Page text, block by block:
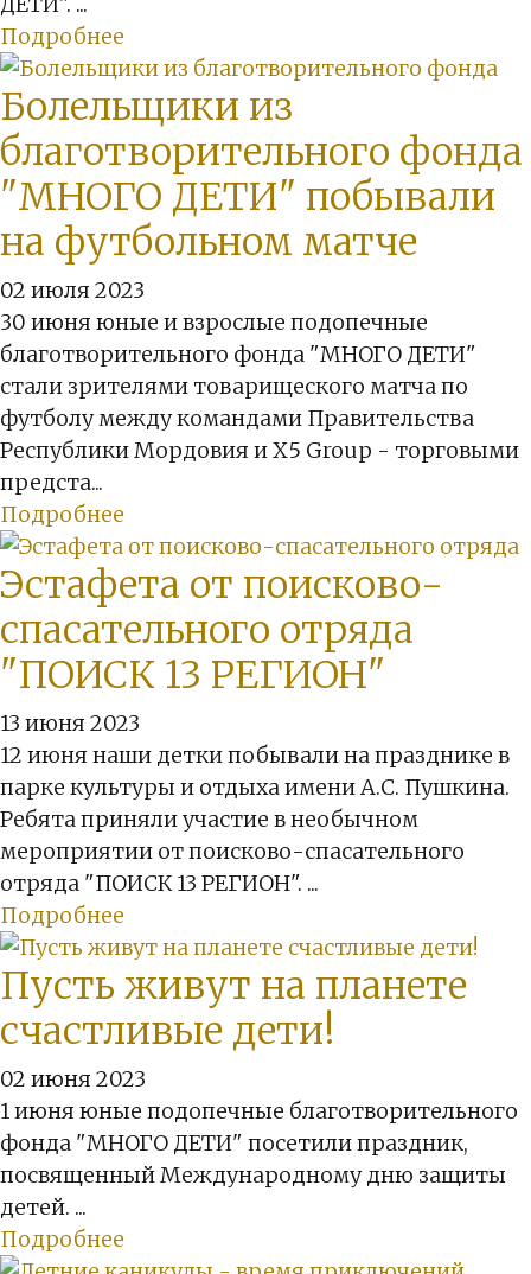
Подробнее
Болельщики из
благотворительного фонда
"МНОГО ДЕТИ" побывали
на футбольном матче
02 июля 2023
30 июня юные и взрослые подопечные
благотворительного фонда "МНОГО ДЕТИ"
стали зрителями товарищеского матча по
футболу между командами Правительства
Республики Мордовия и X5 Group - торговыми
предста...
Подробнее
Эстафета от поисково-
спасательного отряда
"ПОИСК 13 РЕГИОН"
13 июня 2023
12 июня наши детки побывали на празднике в
парке культуры и отдыха имени А.С. Пушкина.
Ребята приняли участие в необычном
мероприятии от поисково-спасательного
отряда "ПОИСК 13 РЕГИОН". ...
Подробнее
Пусть живут на планете
счастливые дети!
02 июня 2023
1 июня юные подопечные благотворительного
фонда "МНОГО ДЕТИ" посетили праздник,
посвященный Международному дню защиты
детей. ...
Подробнее